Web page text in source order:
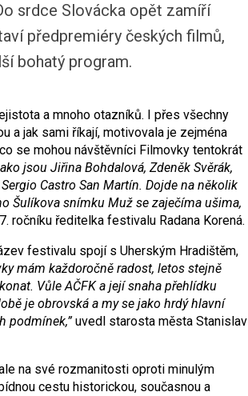
srdce Slovácka opět zamíří
předpremiéry českých filmů,
bohatý program.
a mnoho otazníků. I přes všechny
a jak sami říkají, motivovala je zejména
se mohou návštěvníci Filmovky tentokrát
jsou Jiřina Bohdalová, Zdeněk Svěrák,
Castro San Martín. Dojde na několik
Šulíkova snímku Muž se zaječíma ušima,
ročníku ředitelka festivalu Radana Korená.
festivalu spojí s Uherským Hradištěm,
mám každoročně radost, letos stejně
Vůle AČFK a její snaha přehlídku
je obrovská a my se jako hrdý hlavní
podmínek,”uvedl starosta města Stanislav
na své rozmanitosti oproti minulým
cestu historickou, současnou a